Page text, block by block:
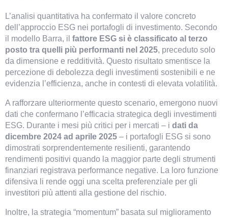
L’analisi quantitativa ha confermato il valore concreto
dell’approccio ESG nei portafogli di investimento. Secondo
il modello Barra, il fattore ESG si è classificato al terzo
posto tra quelli più performanti nel 2025, preceduto solo
da dimensione e redditività. Questo risultato smentisce la
percezione di debolezza degli investimenti sostenibili e ne
evidenzia l’efficienza, anche in contesti di elevata volatilità.
A rafforzare ulteriormente questo scenario, emergono nuovi
dati che confermano l’efficacia strategica degli investimenti
ESG. Durante i mesi più critici per i mercati – i dati da
dicembre 2024 ad aprile 2025 – i portafogli ESG si sono
dimostrati sorprendentemente resilienti, garantendo
rendimenti positivi quando la maggior parte degli strumenti
finanziari registrava performance negative. La loro funzione
difensiva li rende oggi una scelta preferenziale per gli
investitori più attenti alla gestione del rischio.
Inoltre, la strategia “momentum” basata sul miglioramento